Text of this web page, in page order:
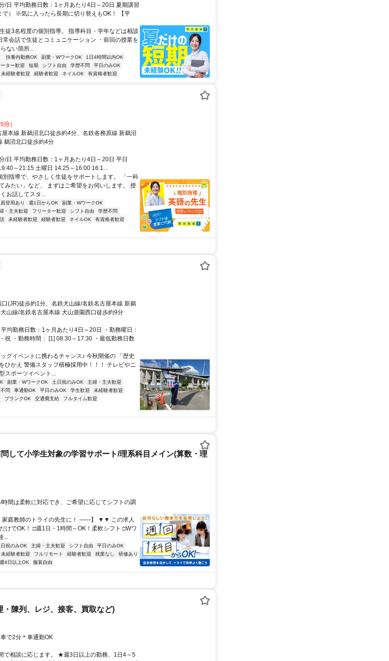
/日 平均勤務日数：1ヶ月あたり4日～20日 夏期講習
で） ※気に入ったら長期に切り替えもOK！ 【平
徒3名程度の個別指導。 指導科目・学年などは相談
会話で生徒とコミュニケーション ・前回の授業を
ない箇所...
扶養内勤務OK 副業・WワークOK
1日4時間以内OK
ター歓迎 短期 シフト自由 学歴不問
平日のみOK
未経験者歓迎 経験者歓迎 ネイルOK 有資格者歓迎
）
本線 新鵜沼北口徒歩約4分、名鉄各務原線 新鵜沼
鵜沼北口徒歩約4分
/日 平均勤務日数：1ヶ月あたり4日～20日 平日
～21:15 土曜日 14:25～16:00 16:1...
指導で、やさしく生徒をサポートします。 「一科
みたい」など、 まずはご希望をお伺いします。 授
お話してスタ...
登用あり 週1日からOK
副業・WワークOK
・主夫歓迎 フリーター歓迎 シフト自由
学歴不問
未経験者歓迎 経験者歓迎 ネイルOK
有資格者歓迎
(JR)徒歩約1分、名鉄犬山線/名鉄名古屋本線 新鵜
山線/名鉄名古屋本線 犬山遊園西口徒歩約9分
均勤務日数：1ヶ月あたり4日～20日 ・勤務曜日：
祝 ・勤務時間： [1] 08:30～17:30 ・最低勤務日数
グイベントに携わるチャンス♪ 今秋開催の 「歴史
ひかえ 警備スタッフ積極採用中！！！ テレビやニ
スポーツイベント...
副業・WワークOK 土日祝のみOK
主婦・主夫歓迎
問 車通勤OK 平日のみOK 学生歓迎
未経験者歓迎
ブランクOK 交通費支給
フルタイム歓迎
問して小学生対象の学習サポート/理系科目メイン(算数・理
間は柔軟に対応でき、ご希望に応じてシフトの調
庭教師のトライの先生に！ ――】 ▼▼ この求人
でOK！ □週1日・1時間～OK！柔軟シフト □Wワ
...
日祝のみOK 主婦・主夫歓迎 シフト自由
平日のみOK
未経験者歓迎 フルリモート 経験者歓迎 残業なし
研修あり
週4日以上OK 服装自由
・陳列、レジ、接客、買取など)
で2分＊車通勤OK
で相談に応じます。 ★週3日以上の勤務、1日4～5